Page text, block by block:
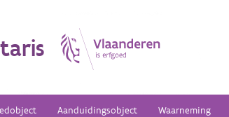
Aanduidingsobject Waarneming